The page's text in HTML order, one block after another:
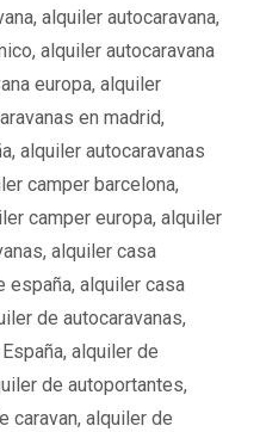
, alquiler autocaravana,
, alquiler autocaravana
europa, alquiler
en madrid,
, alquiler autocaravanas
camper barcelona,
camper europa, alquiler
, alquiler casa
españa, alquiler casa
de autocaravanas,
, alquiler de
de autoportantes,
caravan, alquiler de